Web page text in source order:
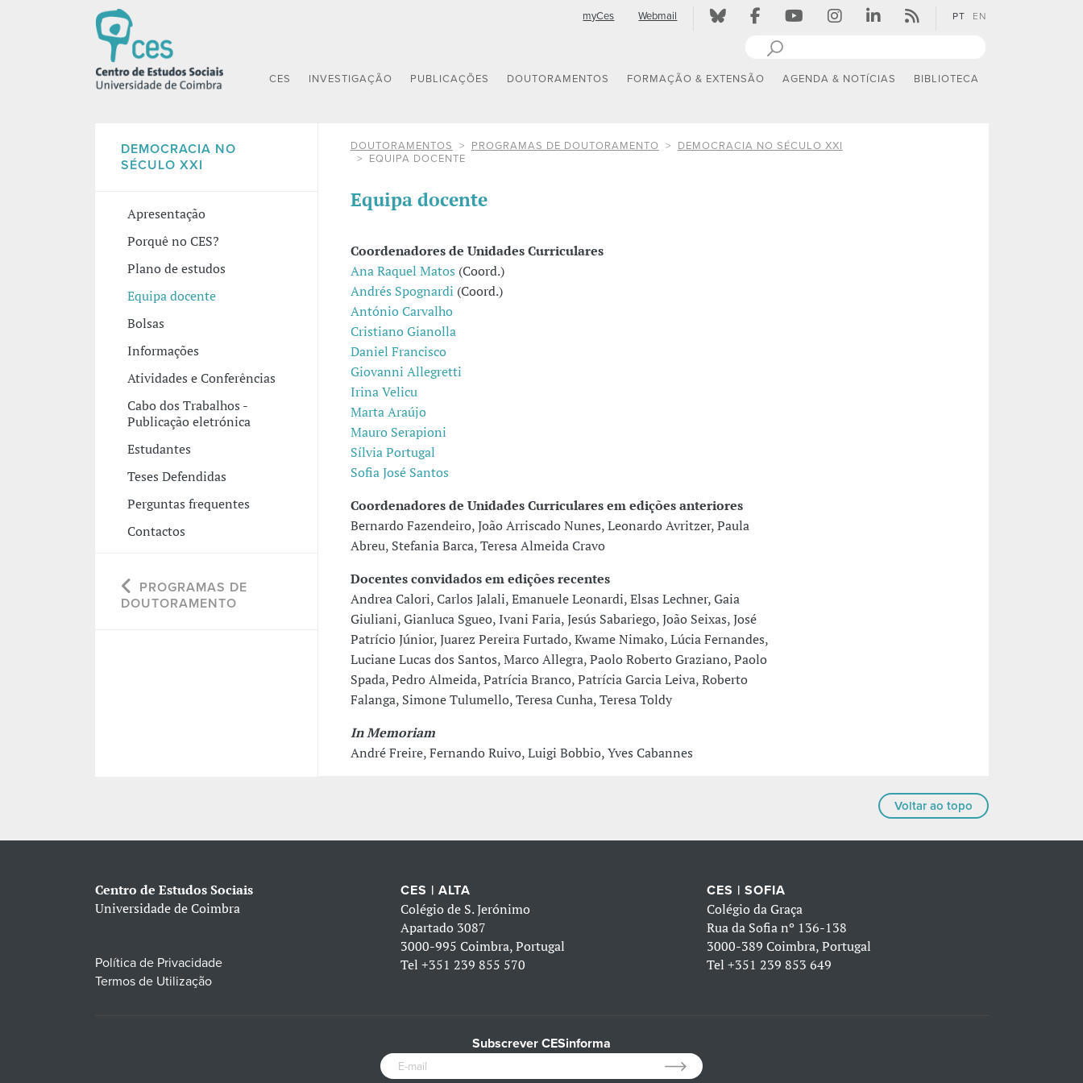
myCes Webmail PT EN
CES INVESTIGAÇÃO PUBLICAÇÕES DOUTORAMENTOS FORMAÇÃO & EXTENSÃO AGENDA & NOTÍCIAS BIBLIOTECA
DEMOCRACIA NO
SÉCULO XXI
Apresentação
Porquê no CES?
Plano de estudos
Equipa docente
Bolsas
Informações
Atividades e Conferências
Cabo dos Trabalhos -
Publicação eletrónica
Estudantes
Teses Defendidas
Perguntas frequentes
Contactos
PROGRAMAS DE
DOUTORAMENTO
DOUTORAMENTOS PROGRAMAS DE DOUTORAMENTO
DEMOCRACIA NO SÉCULO XXI
EQUIPA DOCENTE
Equipa docente
Coordenadores de Unidades Curriculares
Ana Raquel Matos (Coord.)
Andrés Spognardi (Coord.)
António Carvalho
Cristiano Gianolla
Daniel Francisco
Giovanni Allegretti
Irina Velicu
Marta Araújo
Mauro Serapioni
Sílvia Portugal
Sofia José Santos
Coordenadores de Unidades Curriculares em edições anteriores
Bernardo Fazendeiro, João Arriscado Nunes, Leonardo Avritzer, Paula
Abreu, Stefania Barca, Teresa Almeida Cravo
Docentes convidados em edições recentes
Andrea Calori, Carlos Jalali, Emanuele Leonardi, Elsas Lechner, Gaia
Giuliani, Gianluca Sgueo, Ivani Faria, Jesús Sabariego, João Seixas, José
Patrício Júnior, Juarez Pereira Furtado, Kwame Nimako, Lúcia Fernandes,
Luciane Lucas dos Santos, Marco Allegra, Paolo Roberto Graziano, Paolo
Spada, Pedro Almeida, Patrícia Branco, Patrícia Garcia Leiva, Roberto
Falanga, Simone Tulumello, Teresa Cunha, Teresa Toldy
In Memoriam
André Freire, Fernando Ruivo, Luigi Bobbio, Yves Cabannes
Voltar ao topo
Centro de Estudos Sociais
Universidade de Coimbra
Política de Privacidade
Termos de Utilização
CES | ALTA
Colégio de S. Jerónimo
Apartado 3087
3000-995 Coimbra, Portugal
Tel+351 239 855 570
CES | SOFIA
Colégio da Graça
Rua da Sofia nº 136-138
3000-389 Coimbra, Portugal
Tel +351 239 853 649
Subscrever CESinforma